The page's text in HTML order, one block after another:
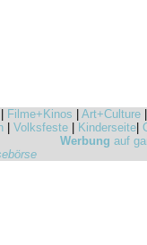
Filme+Kinos Art+Culture
Volksfeste Kinderseite
Werbung auf